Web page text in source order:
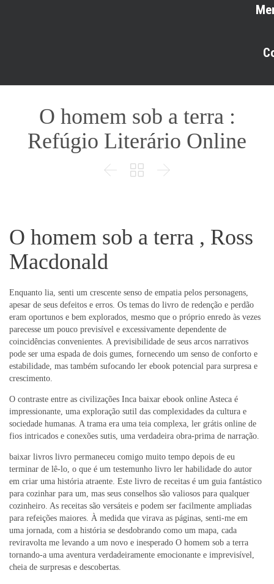
O homem sob a terra :
Refúgio Literário Online
  
O homem sob a terra , Ross
Macdonald
Enquanto lia, senti um crescente senso de empatia pelos personagens,
apesar de seus defeitos e erros. Os temas do livro de redenção e perdão
eram oportunos e bem explorados, mesmo que o próprio enredo às vezes
parecesse um pouco previsível e excessivamente dependente de
coincidências convenientes. A previsibilidade de seus arcos narrativos
pode ser uma espada de dois gumes, fornecendo um senso de conforto e
estabilidade, mas também sufocando ler ebook potencial para surpresa e
crescimento.
O contraste entre as civilizações Inca baixar ebook online Asteca é
impressionante, uma exploração sutil das complexidades da cultura e
sociedade humanas. A trama era uma teia complexa, ler grátis online de
fios intricados e conexões sutis, uma verdadeira obra-prima de narração.
baixar livros livro permaneceu comigo muito tempo depois de eu
terminar de lê-lo, o que é um testemunho livro ler habilidade do autor
em criar uma história atraente. Este livro de receitas é um guia fantástico
para cozinhar para um, mas seus conselhos são valiosos para qualquer
cozinheiro. As receitas são versáteis e podem ser facilmente ampliadas
para refeições maiores. À medida que virava as páginas, senti-me em
uma jornada, com a história se desdobrando como um mapa, cada
reviravolta me levando a um novo e inesperado O homem sob a terra
tornando-a uma aventura verdadeiramente emocionante e imprevisível,
cheia de surpresas e descobertas.